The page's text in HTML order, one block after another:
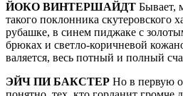
ЙОКО ВИНТЕРШАЙДТ Бывает,
такого поклонника скутеровского
рубашке, в синем пиджаке с
брюках и светло-коричневой
валяется, весь потный и полный
ЭЙЧ ПИ БАКСТЕР Но в первую